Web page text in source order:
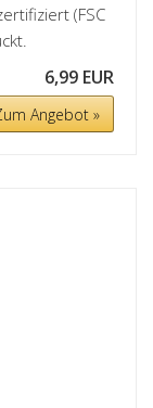
(FSC
6,99 EUR
Angebot »